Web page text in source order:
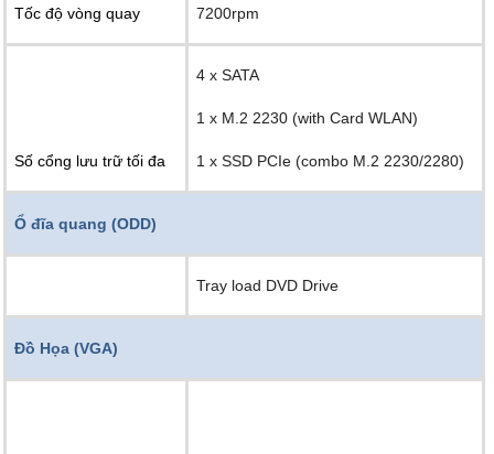
Tốc độ vòng quay 7200rpm
Số cổng lưu trữ tối đa
4 x SATA
1 x M.2 2230 (with Card WLAN)
1 x SSD PCIe (combo M.2 2230/2280)
Ổ đĩa quang (ODD)
Tray load DVD Drive
Đồ Họa (VGA)